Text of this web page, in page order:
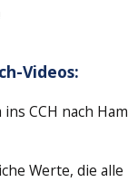
Videos:
CCH nach
Werte, die